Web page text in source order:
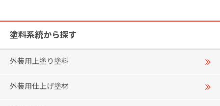
塗料系統から探す
外装用上塗り塗料
外装用仕上げ塗材